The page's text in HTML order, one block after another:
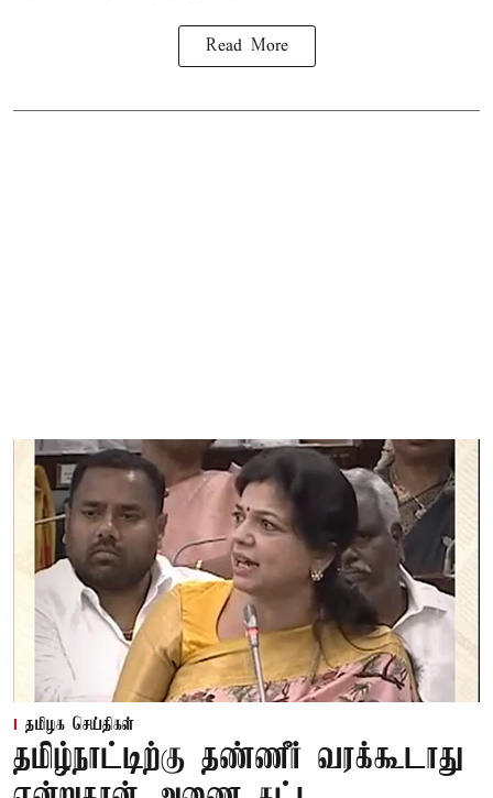
Read More
தமிழக செய்திகள்
தமிழ்நாட்டிற்கு தண்ணீர் வரக்கூடாது